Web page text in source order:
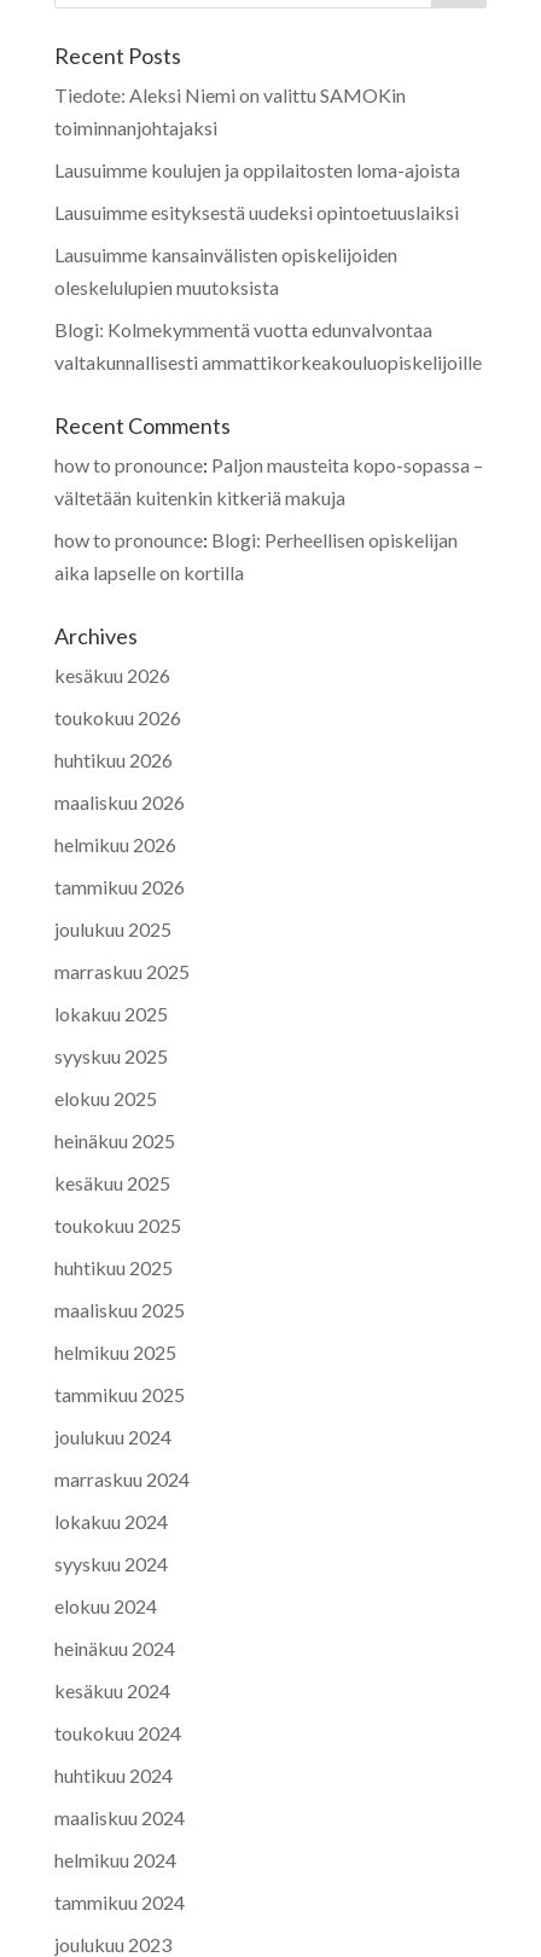
Recent Posts
Tiedote: Aleksi Niemi on valittu SAMOKin
toiminnanjohtajaksi
Lausuimme koulujen ja oppilaitosten loma-ajoista
Lausuimme esityksestä uudeksi opintoetuuslaiksi
Lausuimme kansainvälisten opiskelijoiden
oleskelulupien muutoksista
Blogi: Kolmekymmentä vuotta edunvalvontaa
valtakunnallisesti ammattikorkeakouluopiskelijoille
Recent Comments
how to pronounce: Paljon mausteita kopo-sopassa –
vältetään kuitenkin kitkeriä makuja
how to pronounce: Blogi: Perheellisen opiskelijan
aika lapselle on kortilla
Archives
kesäkuu 2026
toukokuu 2026
huhtikuu 2026
maaliskuu 2026
helmikuu 2026
tammikuu 2026
joulukuu 2025
marraskuu 2025
lokakuu 2025
syyskuu 2025
elokuu 2025
heinäkuu 2025
kesäkuu 2025
toukokuu 2025
huhtikuu 2025
maaliskuu 2025
helmikuu 2025
tammikuu 2025
joulukuu 2024
marraskuu 2024
lokakuu 2024
syyskuu 2024
elokuu 2024
heinäkuu 2024
kesäkuu 2024
toukokuu 2024
huhtikuu 2024
maaliskuu 2024
helmikuu 2024
tammikuu 2024
joulukuu 2023